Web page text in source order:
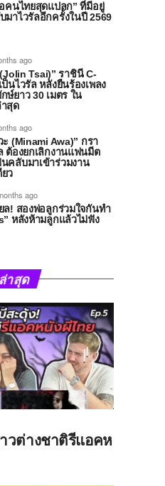
อคนไทยสุดแปลก” ที่มีอยู่
มาไวรัลอีกครั้งในปี 2569
ago
Tsai)” ราชินี C-
ป็นไวรัล หลังยืนร้องเพลง
ษ์ยาว 30 เมตร ใน
สุด
ago
(Minami Awa)” กรา
ต้องยกเลิกงานแฟนมีต
คลับมาเข้าร่วมงาน
ว
ago
ล! สองพ่อลูกร่วมใจกันทำ
หลังห้ามลูกแล้วไม่ฟัง
าสุด
วต่างชาติรีแอคห